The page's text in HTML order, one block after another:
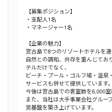
【募集ポジション】
・支配人1名
・マネージャー1名
【企業の魅力】
宮古島で8つのリゾートホテルを運
自然との調和、共存を重んじてお
テルだけでなく、
ビーチ・プール・ゴルフ場・温泉
サービスも併せて提供しています。
今後は宮古島での客室数を6,000
また、当社は大手事業会社グルー
営基盤を築き上げています。